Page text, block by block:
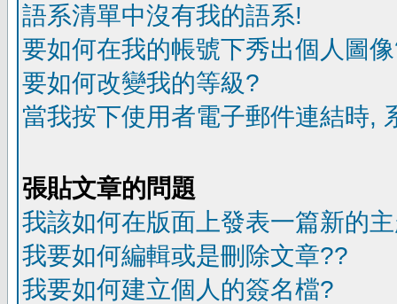
語系清單中沒有我的語系!
要如何在我的帳號下秀出個人圖
要如何改變我的等級?
當我按下使用者電子郵件連結時,
張貼文章的問題
我該如何在版面上發表一篇新的
我要如何編輯或是刪除文章??
我要如何建立個人的簽名檔?